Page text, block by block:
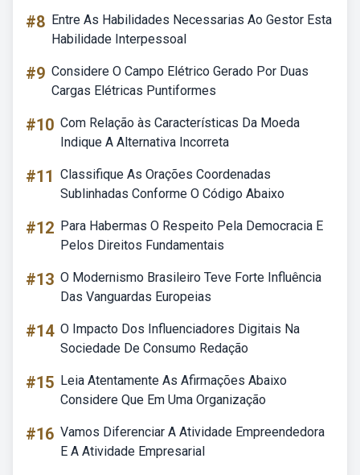
#8 Entre As Habilidades Necessarias Ao Gestor Esta
Habilidade Interpessoal
#9 Considere O Campo Elétrico Gerado Por Duas
Cargas Elétricas Puntiformes
#10 Com Relação às Características Da Moeda
Indique A Alternativa Incorreta
#11 Classifique As Orações Coordenadas
Sublinhadas Conforme O Código Abaixo
#12 Para Habermas O Respeito Pela Democracia E
Pelos Direitos Fundamentais
#13 O Modernismo Brasileiro Teve Forte Influência
Das Vanguardas Europeias
#14 O Impacto Dos Influenciadores Digitais Na
Sociedade De Consumo Redação
#15 Leia Atentamente As Afirmações Abaixo
Considere Que Em Uma Organização
#16 Vamos Diferenciar A Atividade Empreendedora
E A Atividade Empresarial